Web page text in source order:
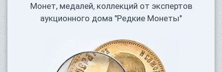
Монет, медалей, коллекций от экспертов
аукционного дома "Редкие Монеты"